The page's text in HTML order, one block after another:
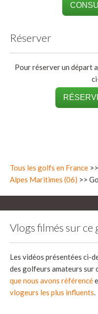
Réserver
Pour réserver un départ
Tous les golfs en France >>
Alpes Maritimes (06) >>
Vlogs filmés sur ce
Les vidéos présentées ci-
des golfeurs amateurs sur
que nous avons référencé
vlogeurs les plus influents.